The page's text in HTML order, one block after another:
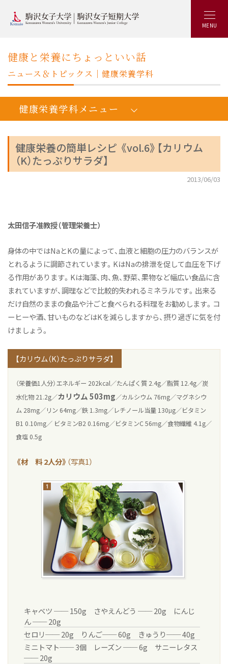
MENU
健康と栄養にちょっといい話
ニュース＆トピックス｜健康栄養学科
健康栄養の簡単レシピ 《vol.6》【カリウム
（K）たっぷりサラダ】
2013/06/03
太田信子准教授（管理栄養士）
身体の中ではNaとKの量によって、血液と細胞の圧力のバランスが
とれるように調節されています。KはNaの排泄を促して血圧を下げ
る作用があります。Kは海藻、肉、魚、野菜、果物など幅広い食品に含
まれていますが、調理などで比較的失われるミネラルです。出来る
だけ自然のままの食品や汁ごと食べられる料理をお勧めします。コ
ーヒーや酒、甘いものなどはKを減らしますから、摂り過ぎに気を付
けましょう。
【カリウム（K）たっぷりサラダ】
（栄養価1人分）エネルギー 202kcal／たんぱく質 2.4g／脂質 12.4g／炭
水化物 21.2g／カリウム 503mg／カルシウム 76mg／マグネシウ
ム 28mg／リン 64mg／鉄 1.3mg／レチノール当量 130μg／ビタミン
B1 0.10mg／ ビタミンB2 0.16mg／ビタミンC 56mg／食物繊維 4.1g／
食塩 0.5g
《材 料 2人分》 （写真1）
キャベツ ── 150g さやえんどう ── 20g にんじ
ん ── 20g
セロリ── 20g りんご── 60g きゅうり── 40g
ミニトマト── 3個 レーズン ── 6g サニーレタス
── 20g
健康栄養学科メニュー
人間健康学健康栄養学科：トップ
活躍するOGたち
よくあるご質問
教員紹介
施設紹介
アスリート栄養サポートプロジェクト
ニュース&トピックス
健康栄養学科ニュース
健康と栄養にちょっといい話
オープンキャンパス（体験授業）
ニュース&トピックス：アーカイブ